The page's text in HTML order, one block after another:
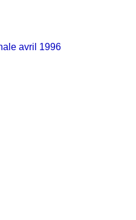
avril 1996